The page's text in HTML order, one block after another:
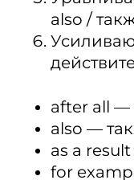
also /
after all —
also —
as a
for